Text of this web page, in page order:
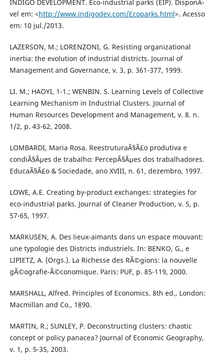
INDIGO DEVELOPMENT. Eco-industrial parks (EIP). DisponÃ­
vel em: <http://www.indigodev.com/Ecoparks.html>. Acesso
em: 10 jul./2013.
LAZERSON, M.; LORENZONI, G. Resisting organizational
inertia: the evolution of industrial districts. Journal of
Management and Governance, v. 3, p. 361-377, 1999.
LI. M.; HAOYI, 1-1.; WENBIN. S. Learning Levels of Collective
Learning Mechanism in Industrial Clusters. Journal of
Human Resources Development and Management, v. 8. n.
1/2, p. 43-62, 2008.
LOMBARDI, Maria Rosa. ReestruturaÃ§Ã£o produtiva e
condiÃ§Ãµes de trabalho: PercepÃ§Ãµes dos trabalhadores.
EducaÃ§Ã£o & Sociedade, ano XVIII, n. 61, dezembro, 1997.
LOWE, A.E. Creating by-product exchanges: strategies for
eco-industrial parks. Journal of Cleaner Production, v. 5, p.
57-65, 1997.
MARKUSEN, A. Des lieux-aimants dans un espace mouvant:
une typologie des Districts industriels. In: BENKO, G., e
LIPIETZ, A. (Orgs.). La Richesse des RÃ©gions: la nouvelle
gÃ©ografie-Ã©conomique. Paris: PUF, p. 85-119, 2000.
MARSHALL, Alfred. Principles of Economics. 8th ed., London:
Macmillan and Co., 1890.
MARTIN, R.; SUNLEY, P. Deconstructing clusters: chaotic
concept or policy panacea? Journal of Economic Geography,
v. 1, p. 5-35, 2003.